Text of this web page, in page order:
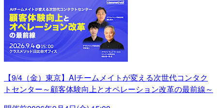
【9/4（金）東京】AIチームメイトが変える次世代コンタク
トセンター～顧客体験向上とオペレーション改革の最前線～